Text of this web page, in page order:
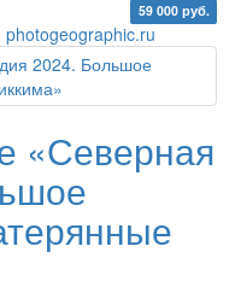
59 000 руб.
photogeographic.ru
«Северная